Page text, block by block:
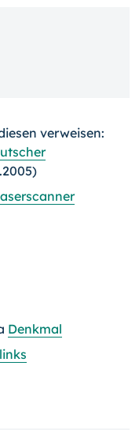
verweisen:
Denkmal